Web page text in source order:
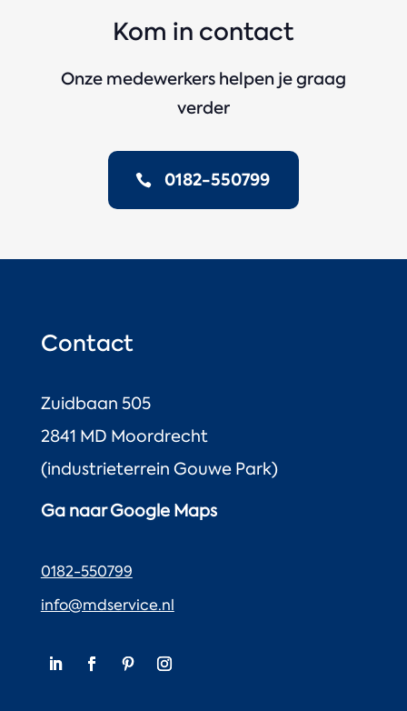
Kom in contact
Onze medewerkers helpen je graag
verder
0182-550799
Contact
Zuidbaan 505
2841 MD Moordrecht
(industrieterrein Gouwe Park)
Ga naar Google Maps
0182-550799
info@mdservice.nl